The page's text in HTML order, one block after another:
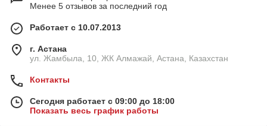
Менее 5 отзывов за последний год
Работает с 10.07.2013
г. Астана
ул. Жамбыла, 10, ЖК Алмажай, Астана, Казахстан
Контакты
Сегодня работает с 09:00 до 18:00
Показать весь график работы